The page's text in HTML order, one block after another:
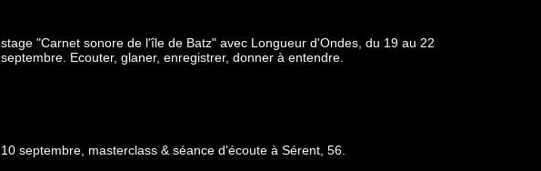
stage "Carnet sonore de l'île de Batz" avec Longueur d'Ondes, du 19 au 22
septembre. Ecouter, glaner, enregistrer, donner à entendre.
10 septembre, masterclass & séance d'écoute à Sérent, 56.